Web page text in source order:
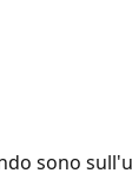
sono